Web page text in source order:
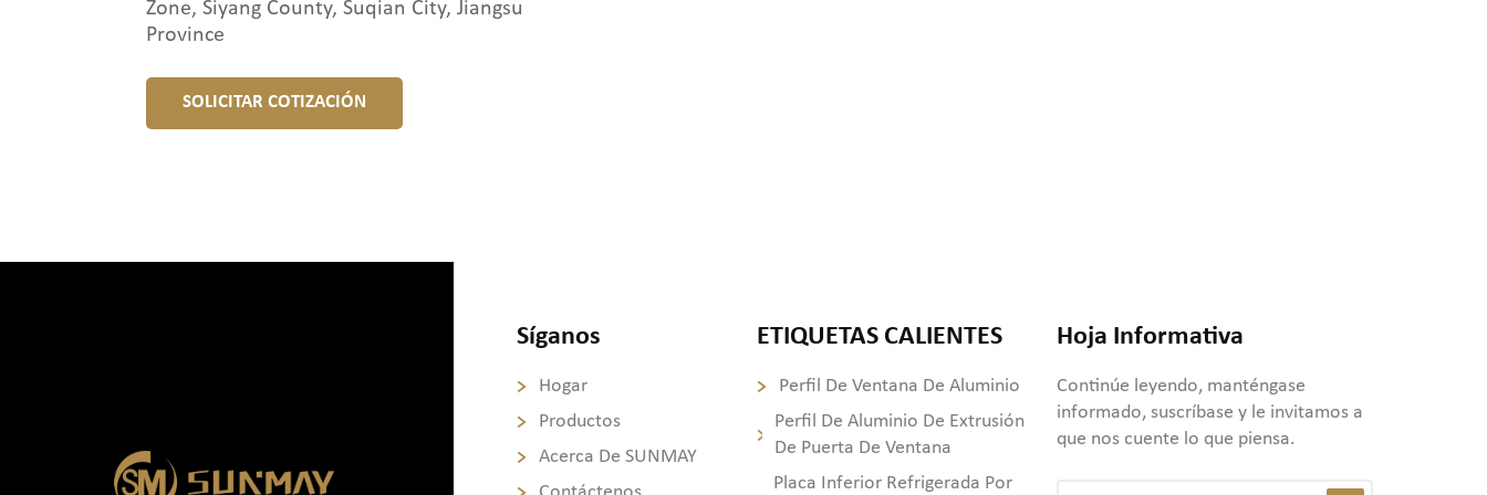
Zone, Siyang County, Suqian City, Jiangsu
Province
SOLICITAR COTIZACIÓN
Síganos
Hogar
Productos
Acerca De SUNMAY
ETIQUETAS CALIENTES
Perfil De Ventana De Aluminio
Perfil De Aluminio De Extrusión
De Puerta De Ventana
Placa Inferior Refrigerada Por
Hoja Informativa
Continúe leyendo, manténgase
informado, suscríbase y le invitamos a
que nos cuente lo que piensa.